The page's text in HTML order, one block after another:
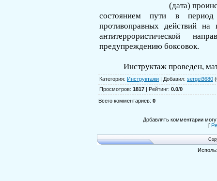
(дата)
состоянием пути в период
противоправ­ных действий
антитеррористиче­ской
предупреждению боксовок.
Инструктаж проведен,
Категория: Инструктажи | Добавил: sergei3680
Просмотров: 1817 | Рейтинг: 0.0/0
Всего комментариев: 0
Добавлять комментарии
[